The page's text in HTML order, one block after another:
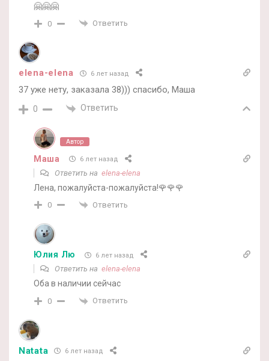
🤗🤗🤗
0 Ответить
elena-elena 6 лет назад
37 уже нету, заказала 38))) спасибо, Маша
0 Ответить
Автор
Маша 6 лет назад
Ответить на elena-elena
Лена, пожалуйста-пожалуйста!🌹🌹🌹
0 Ответить
Юлия Лю 6 лет назад
Ответить на elena-elena
Оба в наличии сейчас
0 Ответить
Natata 6 лет назад